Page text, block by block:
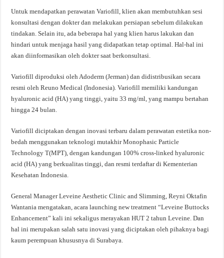
Untuk mendapatkan perawatan Variofill, klien akan membutuhkan sesi
konsultasi dengan dokter dan melakukan persiapan sebelum dilakukan
tindakan. Selain itu, ada beberapa hal yang klien harus lakukan dan
hindari untuk menjaga hasil yang didapatkan tetap optimal. Hal-hal ini
akan diinformasikan oleh dokter saat berkonsultasi.
Variofill diproduksi oleh Adoderm (Jerman) dan didistribusikan secara
resmi oleh Reuno Medical (Indonesia). Variofill memiliki kandungan
hyaluronic acid (HA) yang tinggi, yaitu 33 mg/ml, yang mampu bertahan
hingga 24 bulan.
Variofill diciptakan dengan inovasi terbaru dalam perawatan estetika non-
bedah menggunakan teknologi mutakhir Monophasic Particle
Technology T(MPT), dengan kandungan 100% cross-linked hyaluronic
acid (HA) yang berkualitas tinggi, dan resmi terdaftar di Kementerian
Kesehatan Indonesia.
General Manager Leveine Aesthetic Clinic and Slimming, Reyni Oktafin
Wantania mengatakan, acara launching new treatment “Leveine Buttocks
Enhancement” kali ini sekaligus merayakan HUT 2 tahun Leveine. Dan
hal ini merupakan salah satu inovasi yang diciptakan oleh pihaknya bagi
kaum perempuan khususnya di Surabaya.